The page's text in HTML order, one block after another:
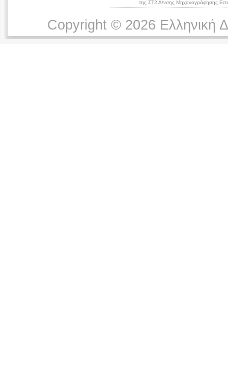
της ΣΤ2 Δ/νσης Μηχανογράφησης
Copyright © 2026 Ελληνική